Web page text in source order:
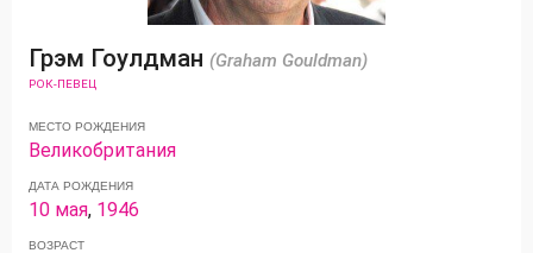
Грэм Гоулдман (Graham Gouldman)
РОК-ПЕВЕЦ
МЕСТО РОЖДЕНИЯ
Великобритания
ДАТА РОЖДЕНИЯ
10 мая, 1946
ВОЗРАСТ